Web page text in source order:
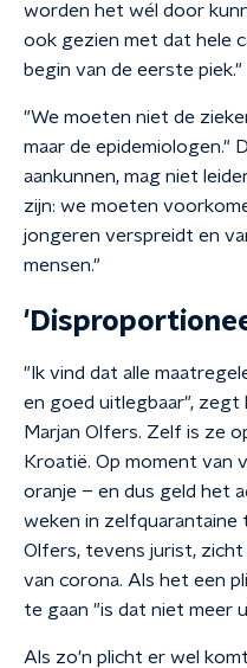
worden het wél door
ook gezien met dat hele
begin van de eerste piek."
"We moeten niet de
maar de epidemiologen."
aankunnen, mag niet
zijn: we moeten
jongeren verspreidt en
mensen."
"Ik vind dat alle
en goed uitlegbaar",
Marjan Olfers. Zelf is ze
Kroatië. Op moment van
oranje – en dus geld het
weken in zelfquarantaine
Olfers, tevens jurist,
van corona. Als het een
te gaan "is dat niet meer
Als zo'n plicht er wel